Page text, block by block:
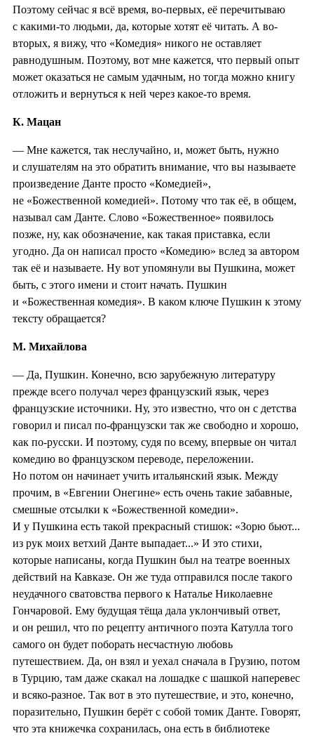
Поэтому сейчас я всё время, во-первых, её перечитываю
с какими-то людьми, да, которые хотят её читать. А во-
вторых, я вижу, что «Комедия» никого не оставляет
равнодушным. Поэтому, вот мне кажется, что первый опыт
может оказаться не самым удачным, но тогда можно книгу
отложить и вернуться к ней через какое-то время.
К. Мацан
— Мне кажется, так неслучайно, и, может быть, нужно
и слушателям на это обратить внимание, что вы называете
произведение Данте просто «Комедией»,
не «Божественной комедией». Потому что так её, в общем,
называл сам Данте. Слово «Божественное» появилось
позже, ну, как обозначение, как такая приставка, если
угодно. Да он написал просто «Комедию» вслед за автором
так её и называете. Ну вот упомянули вы Пушкина, может
быть, с этого имени и стоит начать. Пушкин
и «Божественная комедия». В каком ключе Пушкин к этому
тексту обращается?
М. Михайлова
— Да, Пушкин. Конечно, всю зарубежную литературу
прежде всего получал через французский язык, через
французские источники. Ну, это известно, что он с детства
говорил и писал по-французски так же свободно и хорошо,
как по-русски. И поэтому, судя по всему, впервые он читал
комедию во французском переводе, переложении.
Но потом он начинает учить итальянский язык. Между
прочим, в «Евгении Онегине» есть очень такие забавные,
смешные отсылки к «Божественной комедии».
И у Пушкина есть такой прекрасный стишок: «Зорю бьют...
из рук моих ветхий Данте выпадает...» И это стихи,
которые написаны, когда Пушкин был на театре военных
действий на Кавказе. Он же туда отправился после такого
неудачного сватовства первого к Наталье Николаевне
Гончаровой. Ему будущая тёща дала уклончивый ответ,
и он решил, что по рецепту античного поэта Катулла того
самого он будет поборать несчастную любовь
путешествием. Да, он взял и уехал сначала в Грузию, потом
в Турцию, там даже скакал на лошадке с шашкой наперевес
и всяко-разное. Так вот в это путешествие, и это, конечно,
поразительно, Пушкин берёт с собой томик Данте. Говорят,
что эта книжечка сохранилась, она есть в библиотеке